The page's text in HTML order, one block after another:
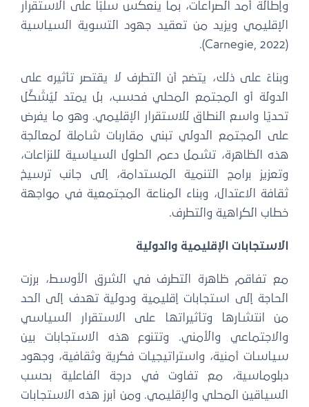
وإطالة أمد الصراعات، بما ينعكس سلبًا على الاستقرار
الإقليمي ويزيد من تعقيد جهود التسوية السياسية
(Carnegie, 2022).
وبناءً على ذلك، يتضح أن التطرف لا يقتصر تأثيره على
الدولة أو المجتمع المحلي فحسب، بل يمتد ليُشَكِّل
تحديًا واسع النطاق للاستقرار الإقليمي. وهو ما يفرض
على المجتمع الدولي تبني مقاربات شاملة لمعالجة
هذه الظاهرة، تشمل دعم الحلول السياسية للنزاعات،
وتعزيز برامج التنمية المستدامة، إلى جانب ترسيخ
ثقافة الاعتدال، وبناء المناعة المجتمعية في مواجهة
خطاب الكراهية والتطرف.
الاستجابات الإقليمية والدولية
مع تفاقم ظاهرة التطرف في الشرق الأوسط، برزت
الحاجة إلى استجابات إقليمية ودولية تهدف إلى الحد
من انتشارها وتأثيراتها على الاستقرار السياسي
والاجتماعي والأمني. وتتنوع هذه الاستجابات بين
سياسات أمنية، واستراتيجيات فكرية وثقافية، وجهود
دبلوماسية، مع تفاوت في درجة الفاعلية بحسب
السياقين المحلي والإقليمي. ومن أبرز هذه الاستجابات